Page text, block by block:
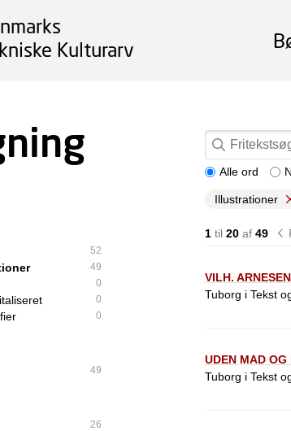
Kulturarv
Alle ord
Illustrationer
52
49
0
0
0
49
26
1til 20af 49
VILH.
Tuborg i Tekst
UDEN MAD OG
Tuborg i Tekst